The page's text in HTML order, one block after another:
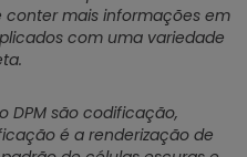
conter mais informações em
com uma variedade
DPM são codificação,
é a renderização de